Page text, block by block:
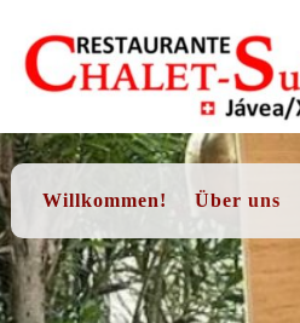
Willkommen! Über uns